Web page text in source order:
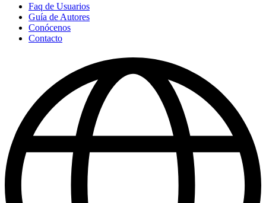
Faq de Usuarios
Guía de Autores
Conócenos
Contacto